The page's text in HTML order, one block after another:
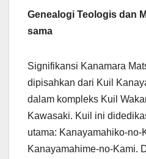
Genealogi Teologis dan
sama
Signifikansi Kanamara
dipisahkan dari Kuil
dalam kompleks Kuil
Kawasaki. Kuil ini
utama: Kanayamahiko-no-
Kanayamahime-no-Kami.